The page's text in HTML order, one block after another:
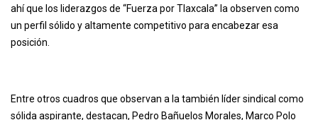
ahí que los liderazgos de “Fuerza por Tlaxcala” la observen como
un perfil sólido y altamente competitivo para encabezar esa
posición.
Entre otros cuadros que observan a la también líder sindical como
sólida aspirante, destacan, Pedro Bañuelos Morales, Marco Polo